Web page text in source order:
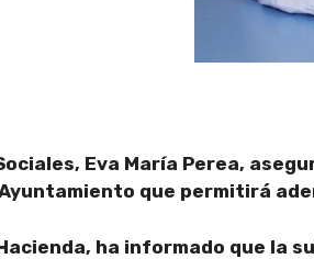
Eva María Perea,
que permitirá
ha informado que la